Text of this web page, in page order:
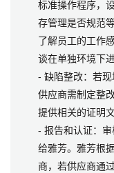
标准操作程序，
存管理是否规范
了解员工的工作
谈在单独环境下
- 缺陷整改：若现
供应商需制定整
提供相关的证明文
- 报告和认证：
给雅芳。雅芳根
商，若供应商通